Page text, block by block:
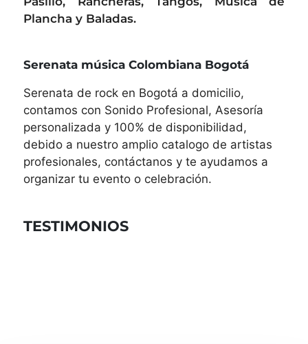
Plancha y Baladas.
Serenata música Colombiana Bogotá
Serenata de rock en Bogotá a domicilio,
contamos con Sonido Profesional, Asesoría
personalizada y 100% de disponibilidad,
debido a nuestro amplio catalogo de artistas
profesionales, contáctanos y te ayudamos a
organizar tu evento o celebración.
TESTIMONIOS